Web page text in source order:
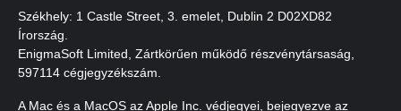
Székhely: 1 Castle Street, 3. emelet, Dublin 2 D02XD82
Írország.
EnigmaSoft Limited, Zártkörűen működő részvénytársaság,
597114 cégjegyzékszám.
A Mac és a MacOS az Apple Inc. védjegyei, bejegyezve az